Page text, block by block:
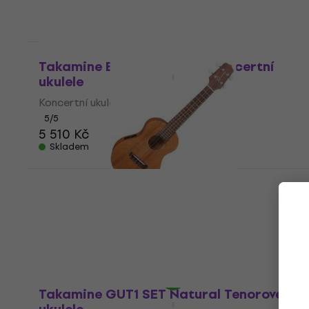
Takamine EGU-C1 Natural Koncertní
ukulele
Koncertní ukulele
5/5
5 510 Kč
Skladem
Takamine GUT1 SET Natural Tenorové